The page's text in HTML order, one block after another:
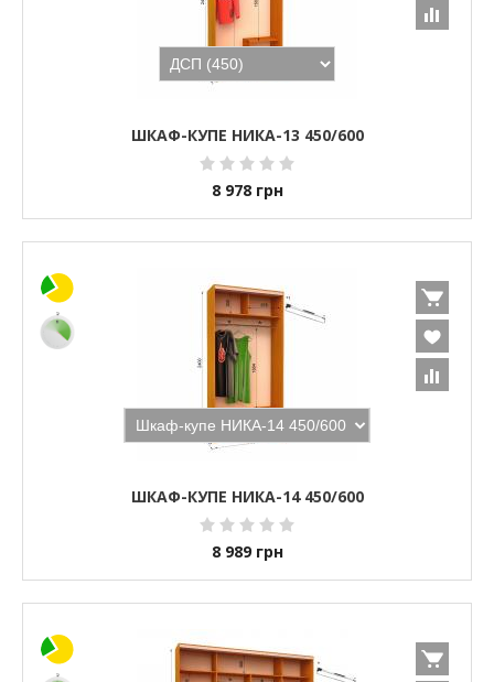
ШКАФ-КУПЕ НИКА-13 450/600
8 978 грн
ШКАФ-КУПЕ НИКА-14 450/600
8 989 грн